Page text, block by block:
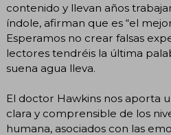
contenido y llevan años
índole, afirman que es “el
Esperamos no crear falsas
lectores tendréis la última
suena agua lleva.
El doctor Hawkins nos aporta
clara y comprensible de los
humana, asociados con las